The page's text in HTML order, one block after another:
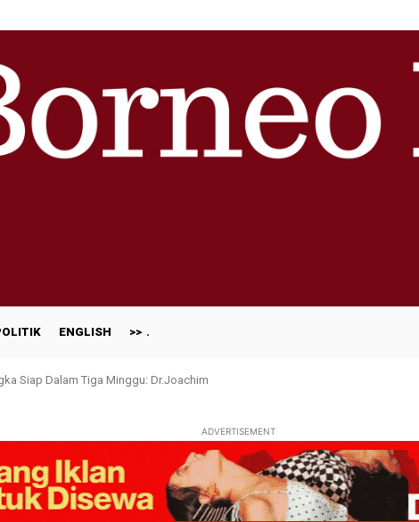
ENGLISH >>
Siap Dalam Tiga Minggu: Dr.Joachim
ADVERTISEMENT